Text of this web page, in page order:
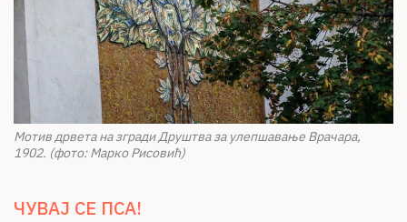
Мотив дрвета на згради Друштва за улепшавање Врачара,
1902. (фото: Марко Рисовић)
ЧУВАЈ СЕ ПСА!